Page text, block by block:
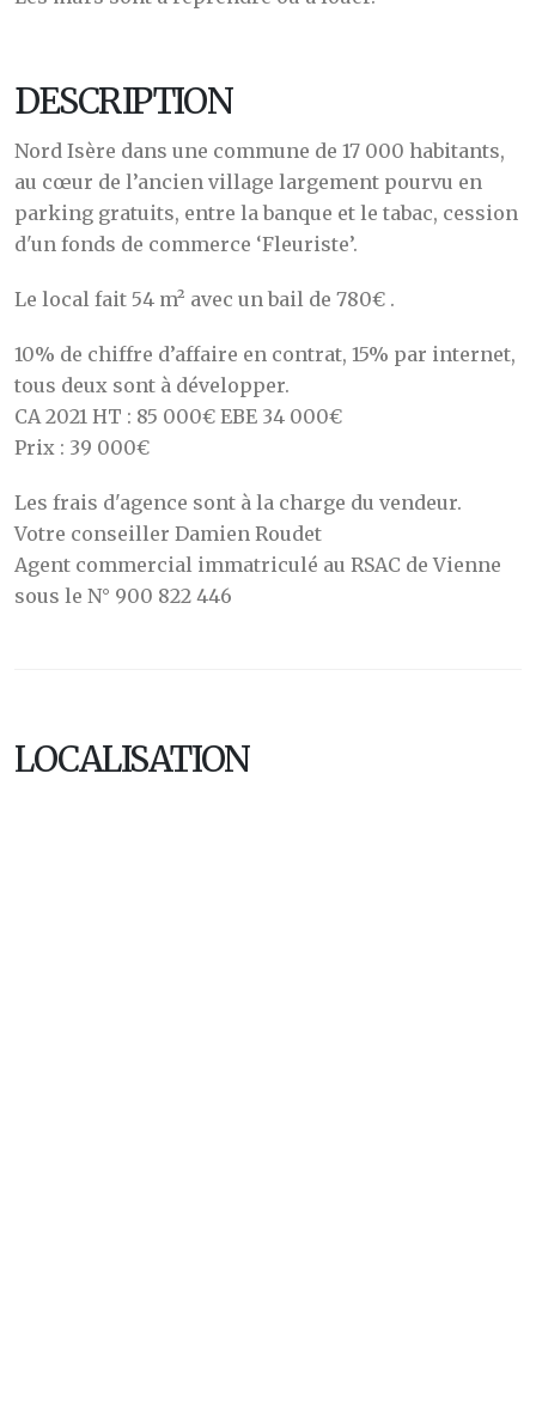
DESCRIPTION
Nord Isère dans une commune de 17 000 habitants,
au cœur de l’ancien village largement pourvu en
parking gratuits, entre la banque et le tabac, cession
d'un fonds de commerce ‘Fleuriste’.
Le local fait 54 m² avec un bail de 780€ .
10% de chiffre d’affaire en contrat, 15% par internet,
tous deux sont à développer.
CA 2021 HT : 85 000€ EBE 34 000€
Prix : 39 000€
Les frais d'agence sont à la charge du vendeur.
Votre conseiller Damien Roudet
Agent commercial immatriculé au RSAC de Vienne
sous le N° 900 822 446
LOCALISATION